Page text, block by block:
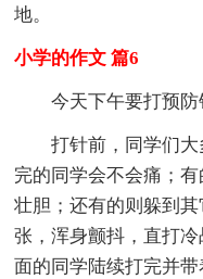
地。
小学的作文 篇6
今天下午要打预防
打针前，同学们
完的同学会不会痛；
壮胆；还有的则躲到
张，浑身颤抖，直打
面的同学陆续打完并